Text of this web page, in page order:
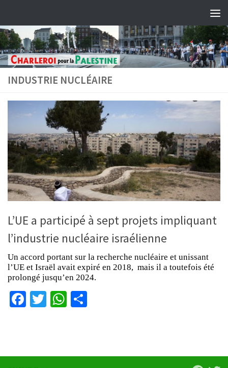
INDUSTRIE NUCLÉAIRE
L’UE a participé à sept projets impliquant
l’industrie nucléaire israélienne
Un accord portant sur la recherche nucléaire et unissant
l’UE et Israël avait expiré en 2018, mais il a toutefois été
prolongé jusqu’en 2024.
Facebook
TwitterWhatsApp